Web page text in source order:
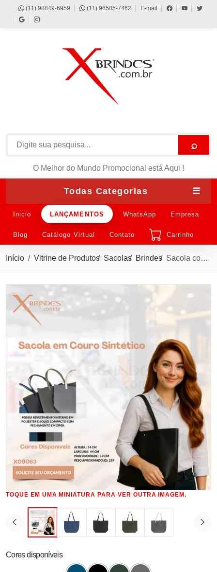
(11) 98849-6959 (11) 96585-7462 E-mail
⌕
O Melhor do Mundo Promocional está Aqui !
Todas Categorias ☰
Inicio LANÇAMENTOS WhatsApp Empresa
Blog Catálogo Virtual Contato Carrinho
Início Vitrine de Produtos Sacolas Brindes Sacola confeccionada em couro sintético à base de PVC X09063
TOQUE EM UMA MINIATURA PARA VER OUTRA IMAGEM.
Cores disponíveis